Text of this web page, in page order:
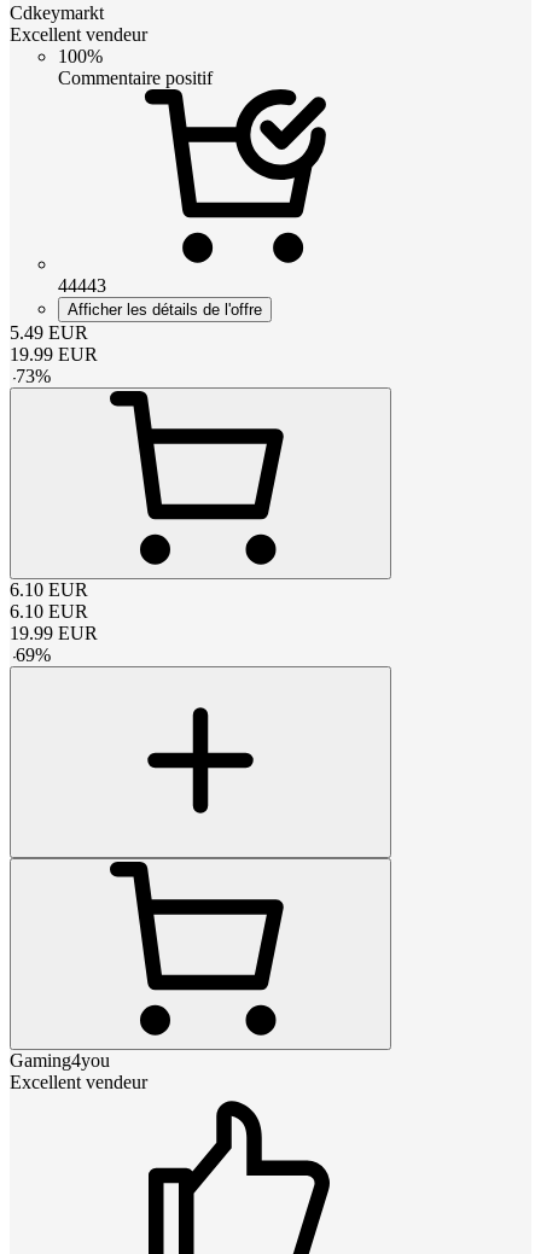
Cdkeymarkt
Excellent vendeur
100%
Commentaire positif
44443
Afficher les détails de l'offre
5.49 EUR
19.99 EUR
-73%
6.10 EUR
6.10 EUR
19.99 EUR
-69%
Gaming4you
Excellent vendeur